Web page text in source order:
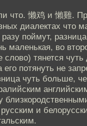
что. 懒鸡 и 懶雞.
диалектах что
поймут,
маленькая, во
слово) тянется
его потянуть не
чуть больше,
и